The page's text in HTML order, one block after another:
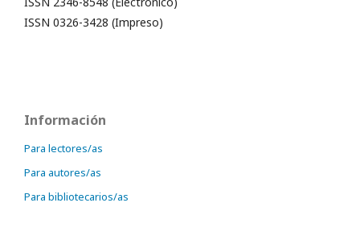
ISSN 0326-3428 (Impreso)
Información
Para lectores/as
Para autores/as
Para bibliotecarios/as